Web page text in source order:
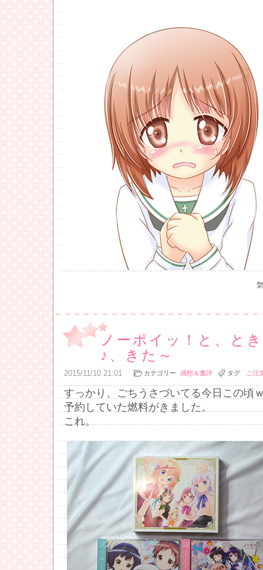
ノーポイッ！と、と
♪、きた～
2015/11/10 21:01 カテゴリー 感想＆書評 タグ ご注
すっかり、ごちうさづいてる今日この頃
予約していた燃料がきました。
これ。